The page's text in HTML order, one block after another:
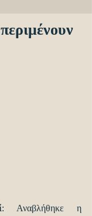
: Αναβλήθηκε η